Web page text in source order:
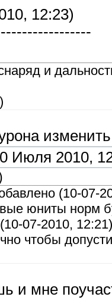
12:23)
и
Июля 2010,
(10-07-
юниты норм
07-2010,
чтобы
и мне